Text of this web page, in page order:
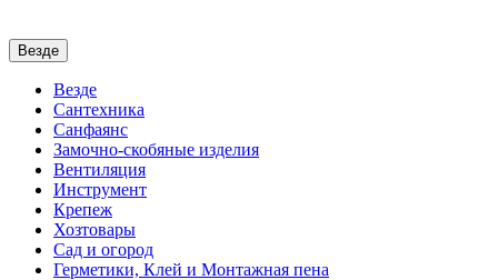
Везде
Везде
Сантехника
Санфаянс
Замочно-скобяные изделия
Вентиляция
Инструмент
Крепеж
Хозтовары
Сад и огород
Герметики, Клей и Монтажная пена